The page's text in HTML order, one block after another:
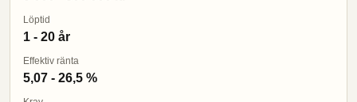
Löptid
1 - 20 år
Effektiv ränta
5,07 - 26,5 %